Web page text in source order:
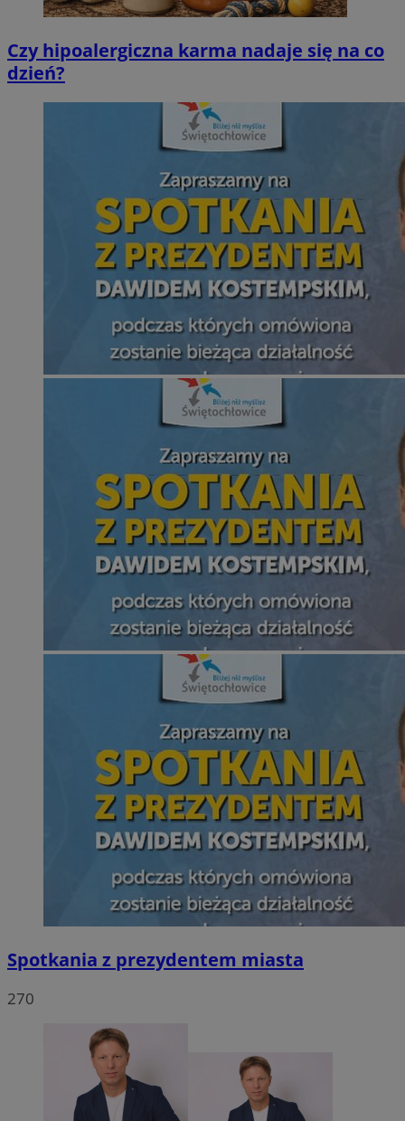
Czy hipoalergiczna karma nadaje się na co
dzień?
Spotkania z prezydentem miasta
270